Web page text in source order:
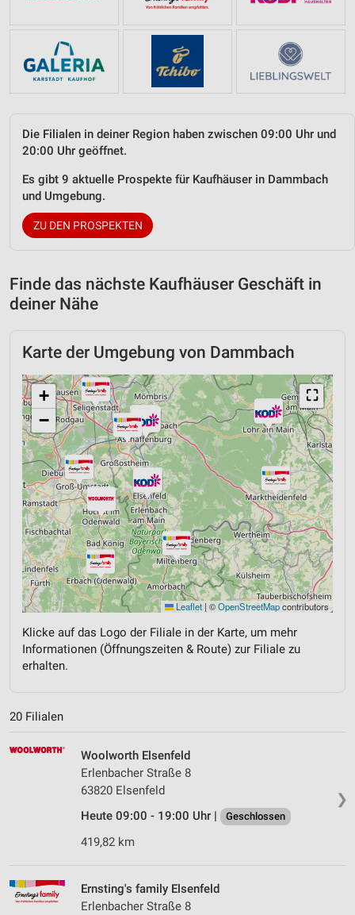
Die Filialen in deiner Region haben zwischen 09:00 Uhr und
20:00 Uhr geöffnet.
Es gibt 9 aktuelle Prospekte für Kaufhäuser in Dammbach
und Umgebung.
ZU DEN PROSPEKTEN
Finde das nächste Kaufhäuser Geschäft in
deiner Nähe
Karte der Umgebung von Dammbach
⛶
+
−
Leaflet | ©OpenStreetMapcontributors
Klicke auf das Logo der Filiale in der Karte, um mehr
Informationen (Öffnungszeiten & Route) zur Filiale zu
erhalten.
20 Filialen
❯
Woolworth Elsenfeld
Erlenbacher Straße 8
63820 Elsenfeld
Heute 09:00 - 19:00 Uhr |
Geschlossen
419,82 km
Ernsting's family Elsenfeld
Erlenbacher Straße 8